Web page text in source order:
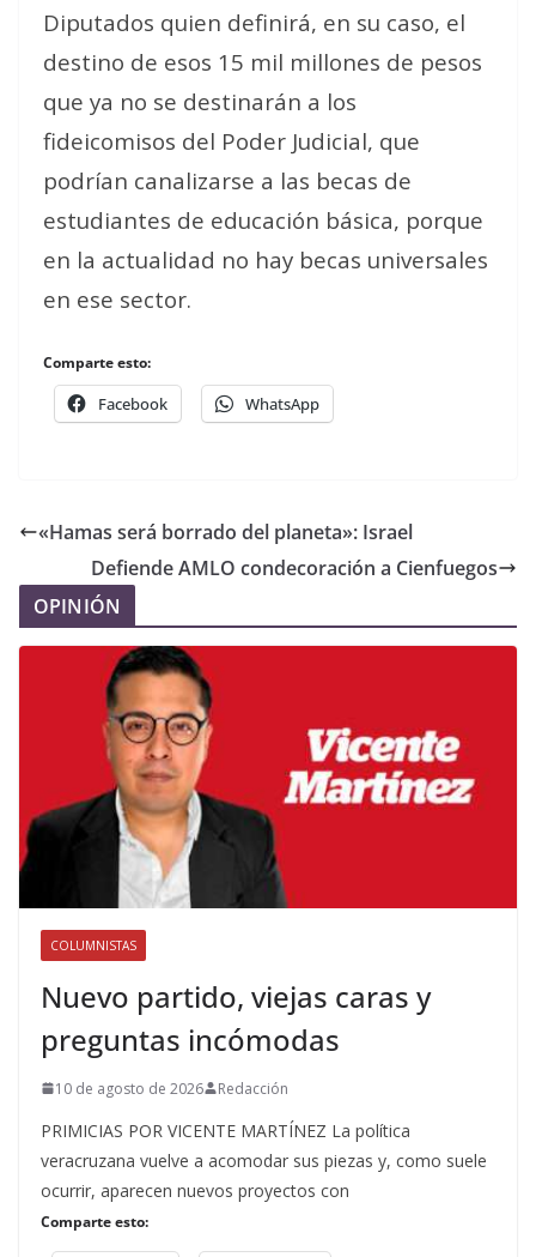
Diputados quien definirá, en su caso, el
destino de esos 15 mil millones de pesos
que ya no se destinarán a los
fideicomisos del Poder Judicial, que
podrían canalizarse a las becas de
estudiantes de educación básica, porque
en la actualidad no hay becas universales
en ese sector.
Comparte esto:
Facebook WhatsApp
«Hamas será borrado del planeta»: Israel
Defiende AMLO condecoración a Cienfuegos
OPINIÓN
COLUMNISTAS
Nuevo partido, viejas caras y
preguntas incómodas
10 de agosto de 2026 Redacción
PRIMICIAS POR VICENTE MARTÍNEZ La política
veracruzana vuelve a acomodar sus piezas y, como suele
ocurrir, aparecen nuevos proyectos con
Comparte esto: